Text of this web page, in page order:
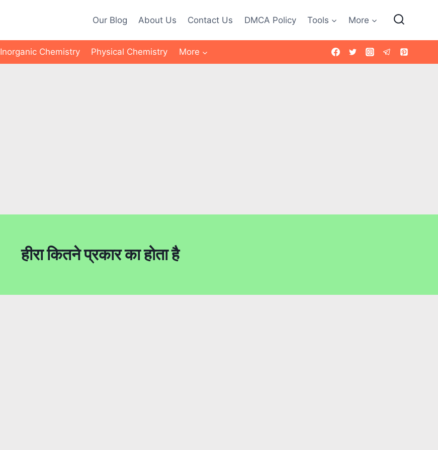
Our Blog About Us Contact Us DMCA Policy Tools More
Inorganic Chemistry Physical Chemistry More
हीरा कितने प्रकार का होता है